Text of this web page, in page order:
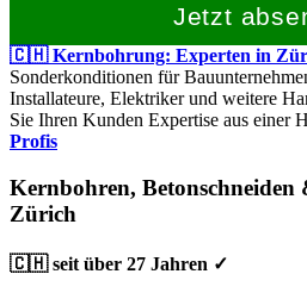
Jetzt
🇨🇭 Kernbohrung: Experten in
Sonderkonditionen für
Installateure, Elektriker und weitere
Sie Ihren Kunden Expertise aus einer
Profis
Kernbohren,
Zürich
🇨🇭 seit über 27 Jahren ✓